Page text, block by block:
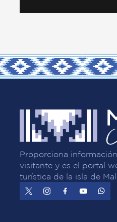
Proporciona
visitante y es el portal
turística de la isla de